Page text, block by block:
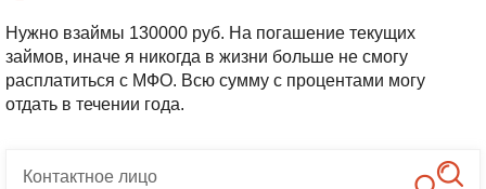
Нужно взаймы 130000 руб. На погашение текущих
займов, иначе я никогда в жизни больше не смогу
расплатиться с МФО. Всю сумму с процентами могу
отдать в течении года.
Контактноелицо